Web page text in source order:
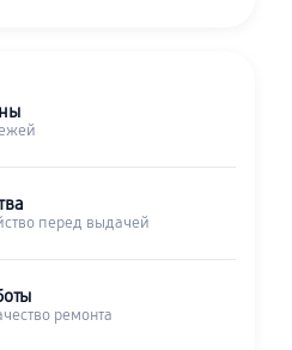
перед выдачей
ремонта